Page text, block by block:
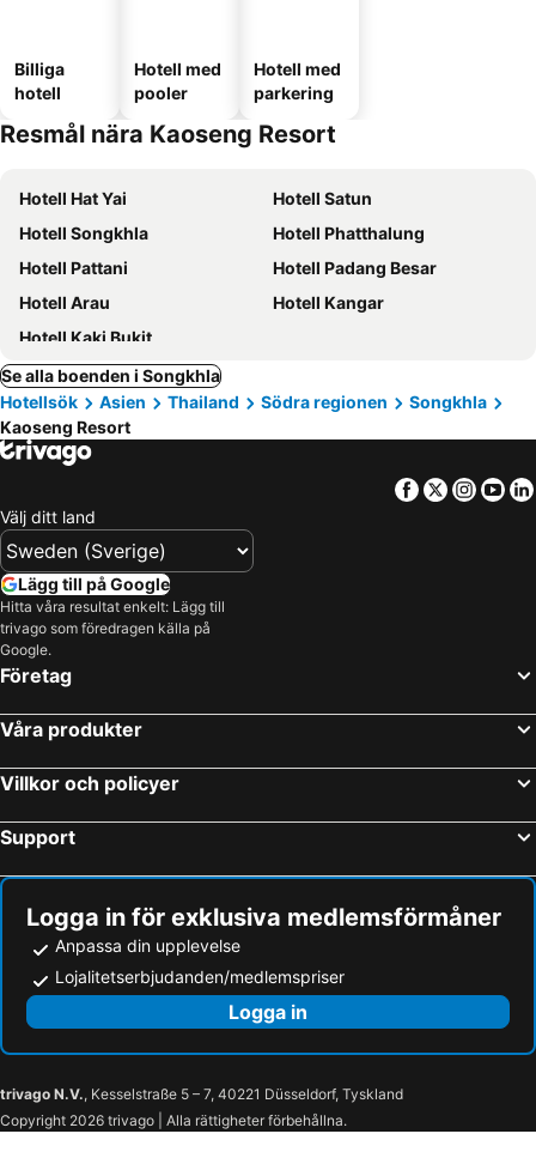
Billiga
hotell
Hotell med
pooler
Hotell med
parkering
Resmål nära Kaoseng Resort
Hotell Hat Yai
Hotell Satun
Hotell Songkhla
Hotell Phatthalung
Hotell Pattani
Hotell Padang Besar
Hotell Arau
Hotell Kangar
Hotell Kaki Bukit
Se alla boenden i Songkhla
Hotellsök
Asien Thailand Södra regionen
Songkhla
Kaoseng Resort
Facebook
Twitter
Välj ditt land
Lägg till på Google
Hitta våra resultat enkelt: Lägg till
trivago som föredragen källa på
Google.
Företag
Våra produkter
Villkor och policyer
Support
Logga in för exklusiva medlemsförmåner
Anpassa din upplevelse
Lojalitetserbjudanden/medlemspriser
Logga in
trivago N.V., Kesselstraße 5 – 7, 40221 Düsseldorf, Tyskland
Copyright 2026 trivago | Alla rättigheter förbehållna.